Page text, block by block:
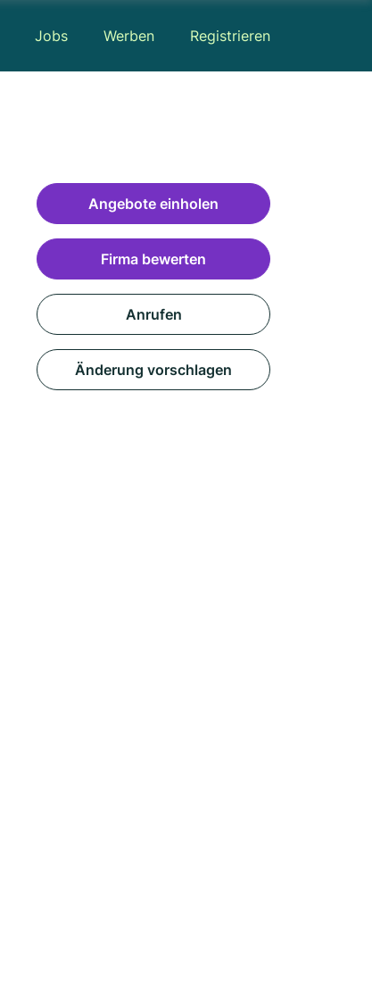
Jobs Werben Registrieren
Angebote einholen
Firma bewerten
Anrufen
Änderung vorschlagen